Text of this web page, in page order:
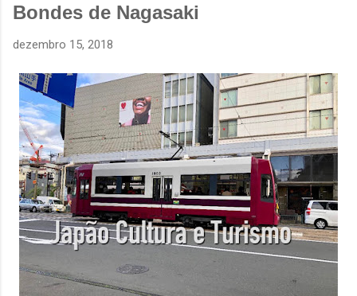
Bondes de Nagasaki
dezembro 15, 2018